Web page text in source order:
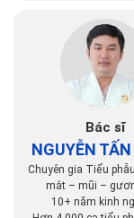
Bác sĩ
NGUYỄN
Chuyên gia Tiểu
mắt – mũi –
10+ năm kinh